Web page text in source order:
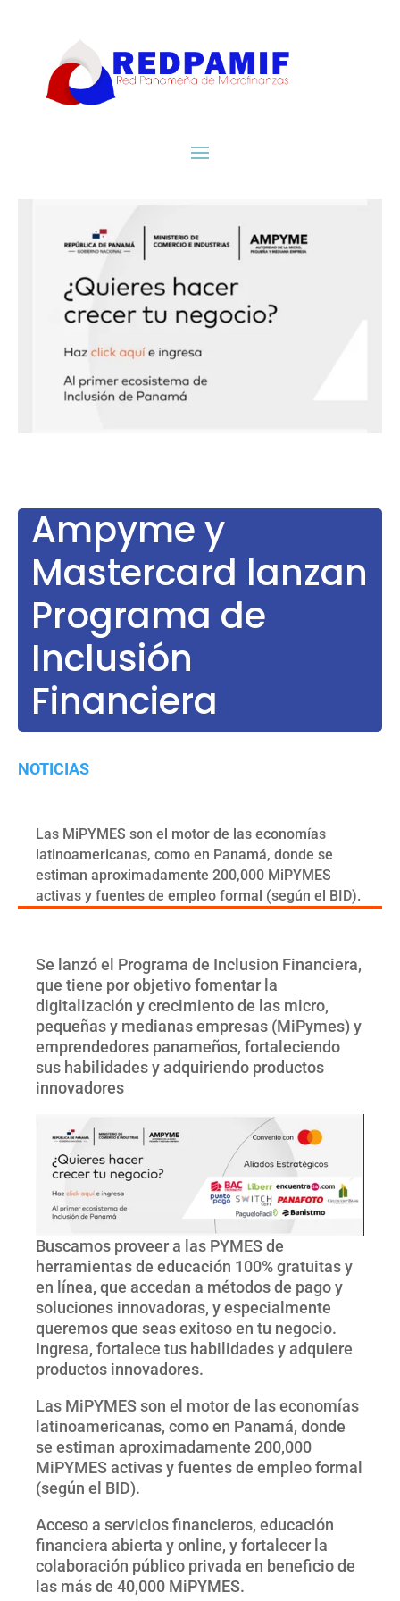
Ampyme y
Mastercard lanzan
Programa de
Inclusión
Financiera
NOTICIAS
Las MiPYMES son el motor de las economías
latinoamericanas, como en Panamá, donde se
estiman aproximadamente 200,000 MiPYMES
activas y fuentes de empleo formal (según el BID).
Se lanzó el Programa de Inclusion Financiera,
que tiene por objetivo fomentar la
digitalización y crecimiento de las micro,
pequeñas y medianas empresas (MiPymes) y
emprendedores panameños, fortaleciendo
sus habilidades y adquiriendo productos
innovadores
Buscamos proveer a las PYMES de
herramientas de educación 100% gratuitas y
en línea, que accedan a métodos de pago y
soluciones innovadoras, y especialmente
queremos que seas exitoso en tu negocio.
Ingresa, fortalece tus habilidades y adquiere
productos innovadores.
Las MiPYMES son el motor de las economías
latinoamericanas, como en Panamá, donde
se estiman aproximadamente 200,000
MiPYMES activas y fuentes de empleo formal
(según el BID).
Acceso a servicios financieros, educación
financiera abierta y online, y fortalecer la
colaboración público privada en beneficio de
las más de 40,000 MiPYMES.